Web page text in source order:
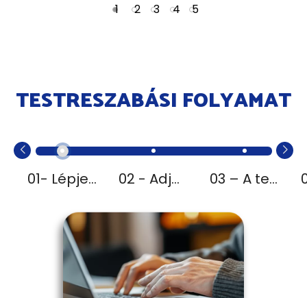
1 2 3 4 5
TESTRESZABÁSI FOLYAMAT
01- Lépjen kapcsolatba velünk 02 - Adja meg testreszabási célját 03 – A terv véglegesítése